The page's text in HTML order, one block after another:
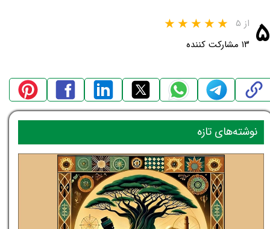
۵ از ۵
۱۳ مشارکت کننده
نوشته‌های تازه